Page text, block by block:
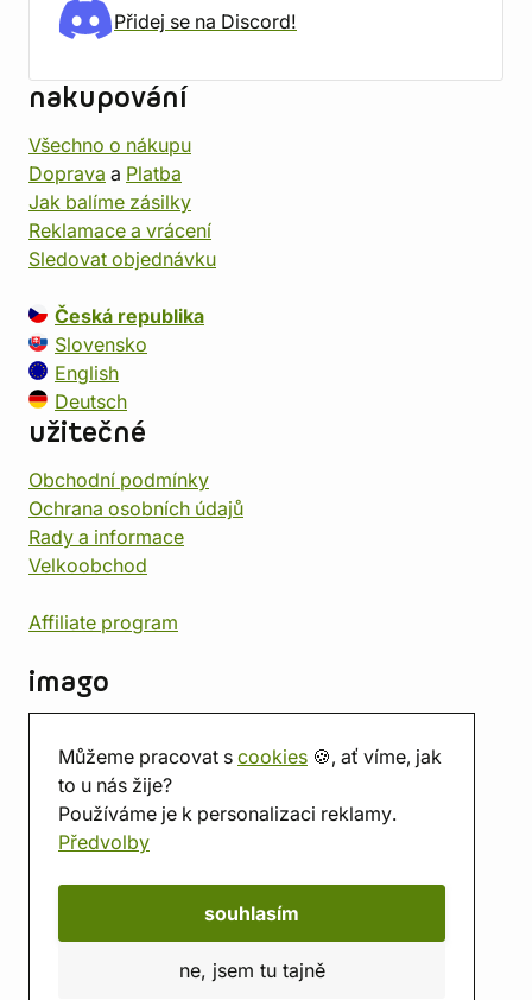
Můžeme pracovat s cookies 🍪, ať víme, jak
to u nás žije?
Používáme je k personalizaci reklamy.
Předvolby
souhlasím
ne, jsem tu tajně
Přidej se na Discord!
nakupování
Všechno o nákupu
Doprava a Platba
Jak balíme zásilky
Reklamace a vrácení
Sledovat objednávku
Česká republika
Slovensko
English
Deutsch
užitečné
Obchodní podmínky
Ochrana osobních údajů
Rady a informace
Velkoobchod
Affiliate program
imago
Prodejna
Herna
O nás
Hodnocení obchodu